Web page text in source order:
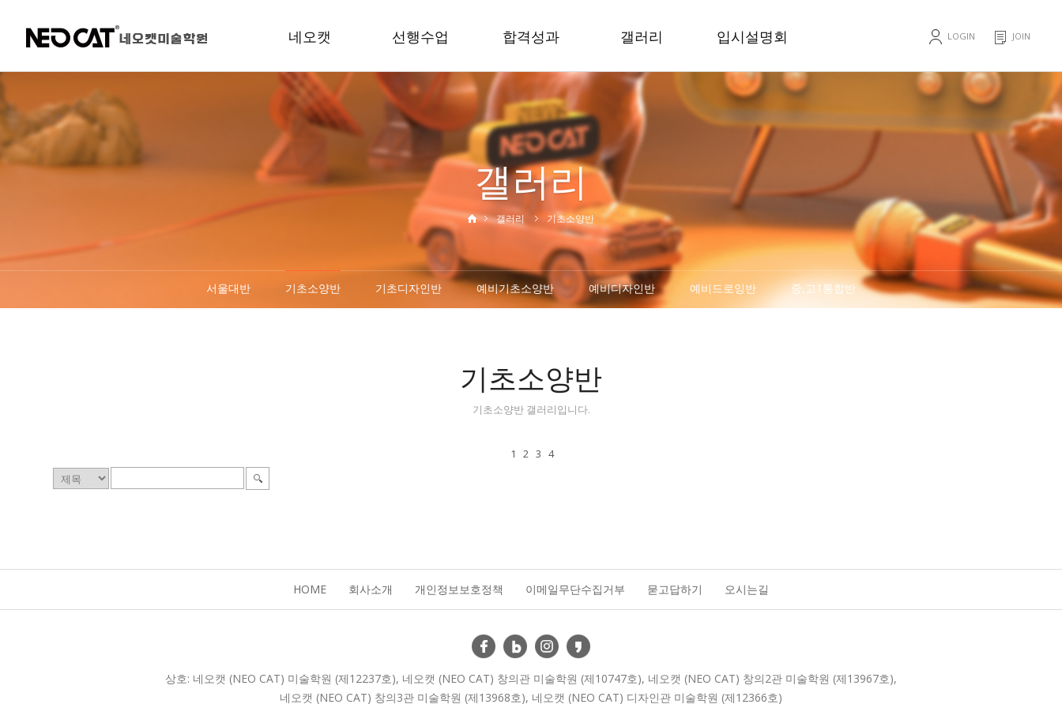
LOGIN JOIN
네오캣
e-브로셔
학원소개
규정안내
선행수업
예비 선행반
수시 집중반
합격성과
2026합격성과
2025합격성과
2024합격성과
2023합격성과
합격수기
갤러리
서울대반
기초소양반
기초디자인반
예비기초소양반
예비디자인반
예비드로잉반
중,고1통합반
입시설명회
입시설명회
갤러리
갤러리 기초소양반
서울대반 기초소양반 기초디자인반 예비기초소양반 예비디자인반 예비드로잉반 중,고1통합반
기초소양반
기초소양반 갤러리입니다.
1 2 3 4
HOME 회사소개 개인정보보호정책 이메일무단수집거부 묻고답하기 오시는길
상호: 네오캣 (NEO CAT) 미술학원 (제12237호), 네오캣 (NEO CAT) 창의관 미술학원 (제10747호), 네오캣 (NEO CAT) 창의2관 미술학원 (제13967호),
네오캣 (NEO CAT) 창의3관 미술학원 (제13968호), 네오캣 (NEO CAT) 디자인관 미술학원 (제12366호)